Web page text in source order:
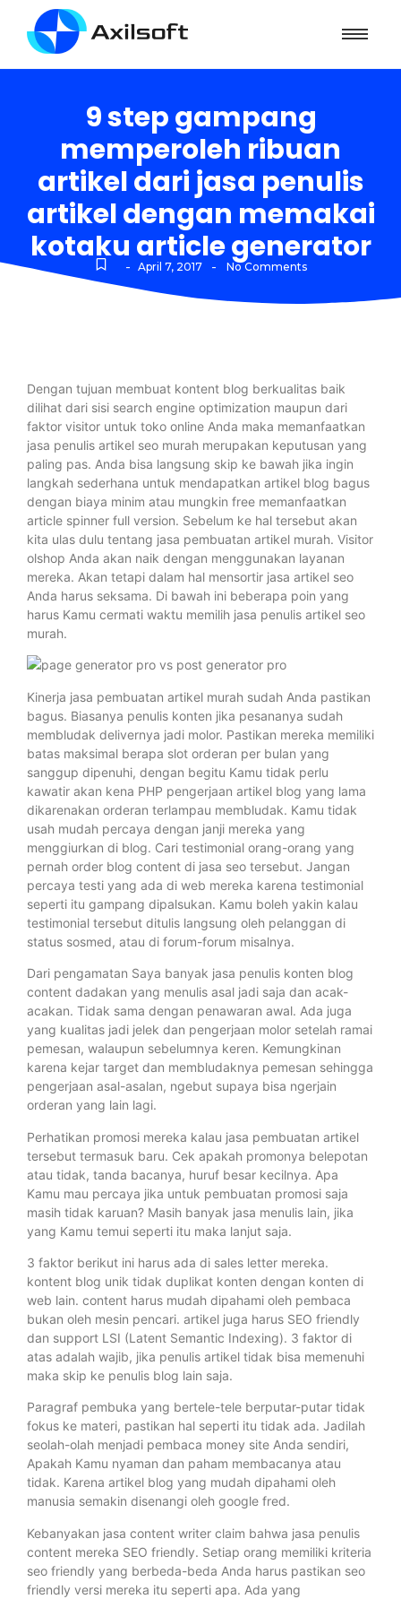
9 step gampang
memperoleh ribuan
artikel dari jasa penulis
artikel dengan memakai
kotaku article generator
- April 7, 2017 - No Comments
Dengan tujuan membuat kontent blog berkualitas baik
dilihat dari sisi search engine optimization maupun dari
faktor visitor untuk toko online Anda maka memanfaatkan
jasa penulis artikel seo murah merupakan keputusan yang
paling pas. Anda bisa langsung skip ke bawah jika ingin
langkah sederhana untuk mendapatkan artikel blog bagus
dengan biaya minim atau mungkin free memanfaatkan
article spinner full version. Sebelum ke hal tersebut akan
kita ulas dulu tentang jasa pembuatan artikel murah. Visitor
olshop Anda akan naik dengan menggunakan layanan
mereka. Akan tetapi dalam hal mensortir jasa artikel seo
Anda harus seksama. Di bawah ini beberapa poin yang
harus Kamu cermati waktu memilih jasa penulis artikel seo
murah.
Kinerja jasa pembuatan artikel murah sudah Anda pastikan
bagus. Biasanya penulis konten jika pesananya sudah
membludak delivernya jadi molor. Pastikan mereka memiliki
batas maksimal berapa slot orderan per bulan yang
sanggup dipenuhi, dengan begitu Kamu tidak perlu
kawatir akan kena PHP pengerjaan artikel blog yang lama
dikarenakan orderan terlampau membludak. Kamu tidak
usah mudah percaya dengan janji mereka yang
menggiurkan di blog. Cari testimonial orang-orang yang
pernah order blog content di jasa seo tersebut. Jangan
percaya testi yang ada di web mereka karena testimonial
seperti itu gampang dipalsukan. Kamu boleh yakin kalau
testimonial tersebut ditulis langsung oleh pelanggan di
status sosmed, atau di forum-forum misalnya.
Dari pengamatan Saya banyak jasa penulis konten blog
content dadakan yang menulis asal jadi saja dan acak-
acakan. Tidak sama dengan penawaran awal. Ada juga
yang kualitas jadi jelek dan pengerjaan molor setelah ramai
pemesan, walaupun sebelumnya keren. Kemungkinan
karena kejar target dan membludaknya pemesan sehingga
pengerjaan asal-asalan, ngebut supaya bisa ngerjain
orderan yang lain lagi.
Perhatikan promosi mereka kalau jasa pembuatan artikel
tersebut termasuk baru. Cek apakah promonya belepotan
atau tidak, tanda bacanya, huruf besar kecilnya. Apa
Kamu mau percaya jika untuk pembuatan promosi saja
masih tidak karuan? Masih banyak jasa menulis lain, jika
yang Kamu temui seperti itu maka lanjut saja.
3 faktor berikut ini harus ada di sales letter mereka.
kontent blog unik tidak duplikat konten dengan konten di
web lain. content harus mudah dipahami oleh pembaca
bukan oleh mesin pencari. artikel juga harus SEO friendly
dan support LSI (Latent Semantic Indexing). 3 faktor di
atas adalah wajib, jika penulis artikel tidak bisa memenuhi
maka skip ke penulis blog lain saja.
Paragraf pembuka yang bertele-tele berputar-putar tidak
fokus ke materi, pastikan hal seperti itu tidak ada. Jadilah
seolah-olah menjadi pembaca money site Anda sendiri,
Apakah Kamu nyaman dan paham membacanya atau
tidak. Karena artikel blog yang mudah dipahami oleh
manusia semakin disenangi oleh google fred.
Kebanyakan jasa content writer claim bahwa jasa penulis
content mereka SEO friendly. Setiap orang memiliki kriteria
seo friendly yang berbeda-beda Anda harus pastikan seo
friendly versi mereka itu seperti apa. Ada yang